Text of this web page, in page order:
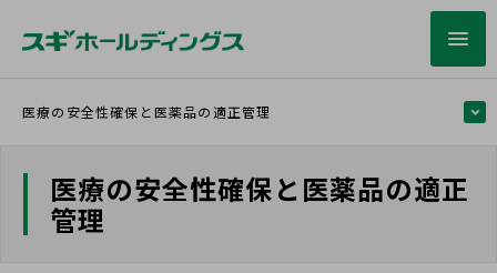
医療の安全性確保と医薬品の適正
管理
医療の安全性確保と医薬品の適正管理
手ごろで質の高いヘルスケアサービスへのアク
セス向上